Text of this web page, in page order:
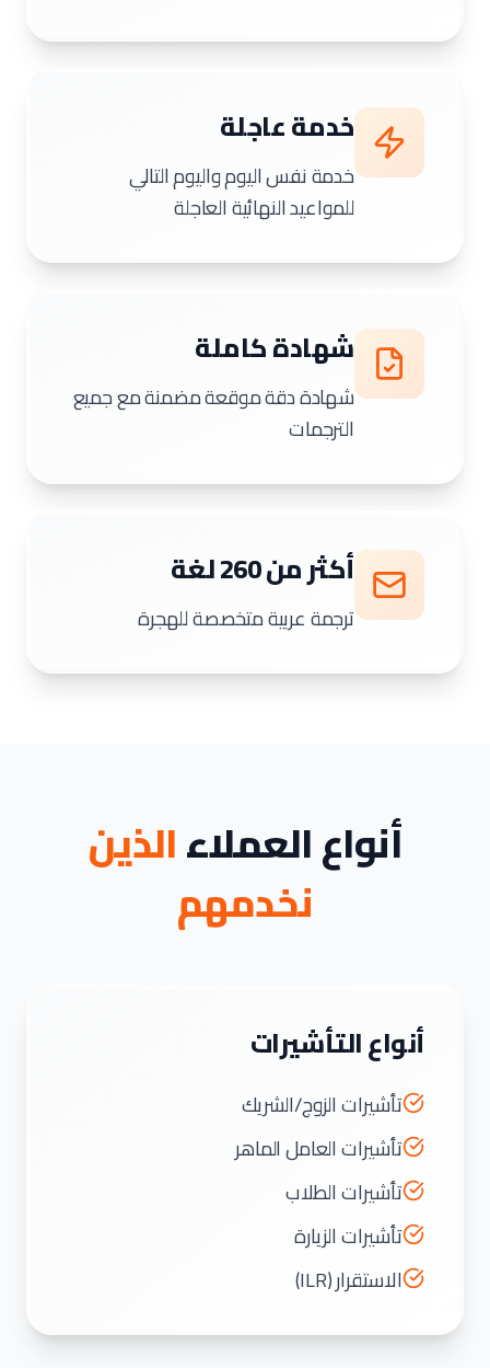
خدمة عاجلة
خدمة نفس اليوم واليوم التالي
للمواعيد النهائية العاجلة
شهادة كاملة
شهادة دقة موقعة مضمنة مع جميع
الترجمات
أكثر من 260 لغة
ترجمة عربية متخصصة للهجرة
أنواع العملاءالذين
نخدمهم
أنواع التأشيرات
تأشيرات الزوج/الشريك
تأشيرات العامل الماهر
تأشيرات الطلاب
تأشيرات الزيارة
الاستقرار (ILR)